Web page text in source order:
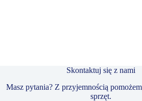
Skontaktuj się z nami
Masz pytania? Z przyjemnością
sprzęt.